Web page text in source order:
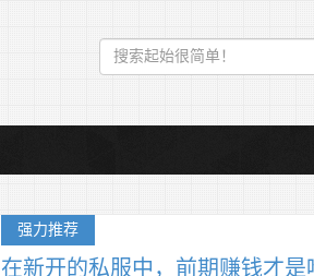
强力推荐
在新开的私服中，前期赚钱才是